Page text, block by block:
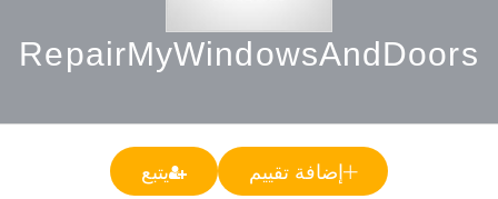
RepairMyWindowsAndDoors
إضافة تقييم يتبع